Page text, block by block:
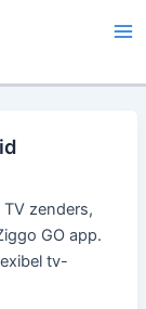
zenders,
GO app.
tv-